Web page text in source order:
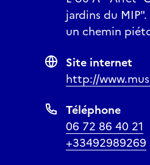
jardins du
un chemin
Site internet
http://
Téléphone
06 72 86 40 21
+33492989269